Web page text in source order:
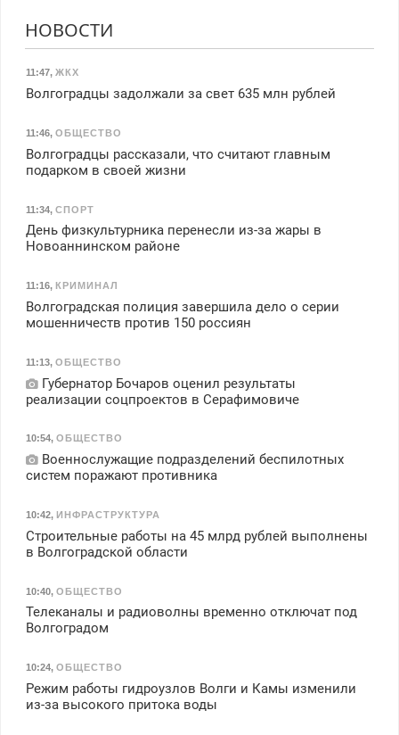
НОВОСТИ
11:47, ЖКХ
Волгоградцы задолжали за свет 635 млн рублей
11:46, ОБЩЕСТВО
Волгоградцы рассказали, что считают главным
подарком в своей жизни
11:34, СПОРТ
День физкультурника перенесли из-за жары в
Новоаннинском районе
11:16, КРИМИНАЛ
Волгоградская полиция завершила дело о серии
мошенничеств против 150 россиян
11:13, ОБЩЕСТВО
Губернатор Бочаров оценил результаты
реализации соцпроектов в Серафимовиче
10:54, ОБЩЕСТВО
Военнослужащие подразделений беспилотных
систем поражают противника
10:42, ИНФРАСТРУКТУРА
Строительные работы на 45 млрд рублей выполнены
в Волгоградской области
10:40, ОБЩЕСТВО
Телеканалы и радиоволны временно отключат под
Волгоградом
10:24, ОБЩЕСТВО
Режим работы гидроузлов Волги и Камы изменили
из-за высокого притока воды